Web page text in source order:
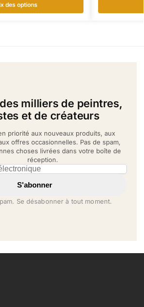
des options
milliers de peintres,
et de créateurs
priorité aux nouveaux produits, aux
offres occasionnelles. Pas de spam,
choses livrées dans votre boîte de
réception.
S'abonner
Se désabonner à tout moment.